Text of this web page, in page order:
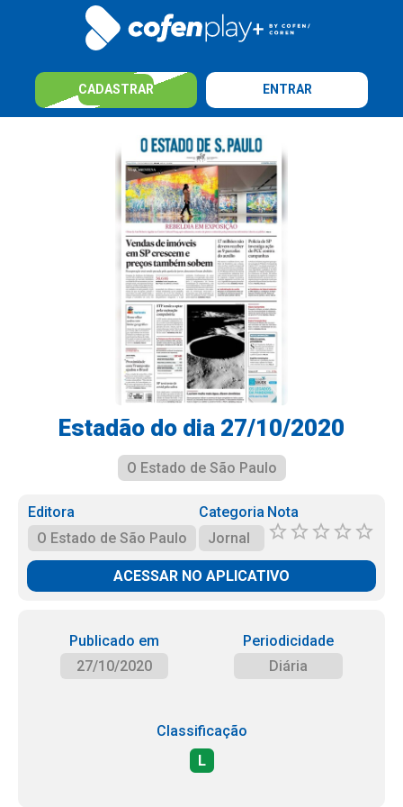
CADASTRAR ENTRAR
Estadão do dia 27/10/2020
O Estado de São Paulo
Editora
O Estado de São Paulo
Categoria
Jornal
Nota
ACESSAR NO APLICATIVO
Publicado em
27/10/2020
Periodicidade
Diária
Classificação
L